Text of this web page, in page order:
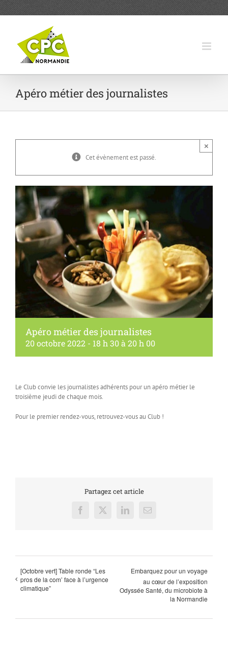
Apéro métier des journalistes
Cet évènement est passé.
×
Apéro métier des journalistes
20 octobre 2022 - 18 h 30à20 h 00
Le Club convie les journalistes adhérents pour un apéro métier le
troisième jeudi de chaque mois.
Pour le premier rendez-vous, retrouvez-vous au Club !
Partagez cet article
Facebook
X LinkedInEmail
[Octobre vert] Table ronde “Les
pros de la com’ face à l’urgence
climatique”
Embarquez pour un voyage
au cœur de l’exposition
Odyssée Santé, du microbiote à
la Normandie